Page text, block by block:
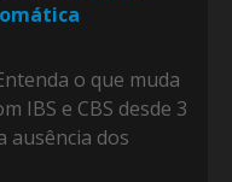
o que muda
IBS e CBS desde 3
ausência dos